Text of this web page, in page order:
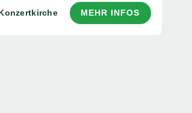
MEHR INFOS